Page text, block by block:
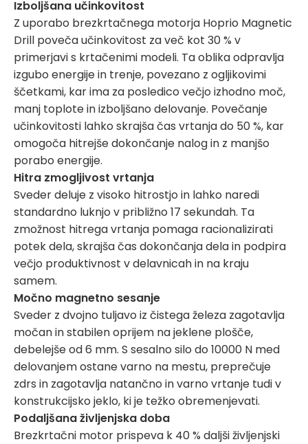
Izboljšana učinkovitost
Z uporabo brezkrtačnega motorja Hoprio Magnetic
Drill poveča učinkovitost za več kot 30 % v
primerjavi s krtačenimi modeli. Ta oblika odpravlja
izgubo energije in trenje, povezano z ogljikovimi
ščetkami, kar ima za posledico večjo izhodno moč,
manj toplote in izboljšano delovanje. Povečanje
učinkovitosti lahko skrajša čas vrtanja do 50 %, kar
omogoča hitrejše dokončanje nalog in z manjšo
porabo energije.
Hitra zmogljivost vrtanja
Sveder deluje z visoko hitrostjo in lahko naredi
standardno luknjo v približno 17 sekundah. Ta
zmožnost hitrega vrtanja pomaga racionalizirati
potek dela, skrajša čas dokončanja dela in podpira
večjo produktivnost v delavnicah in na kraju
samem.
Močno magnetno sesanje
Sveder z dvojno tuljavo iz čistega železa zagotavlja
močan in stabilen oprijem na jeklene plošče,
debelejše od 6 mm. S sesalno silo do 10000 N med
delovanjem ostane varno na mestu, preprečuje
zdrs in zagotavlja natančno in varno vrtanje tudi v
konstrukcijsko jeklo, ki je težko obremenjevati.
Podaljšana življenjska doba
Brezkrtačni motor prispeva k 40 % daljši življenjski